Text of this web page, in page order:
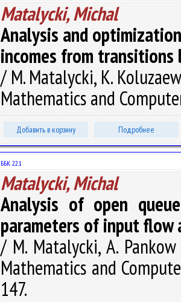
Matalycki, Michal
Analysis and
incomes from
/ M. Matalycki, K.
Mathematics and
Добавить в корзину Подробнее
ББК 22.1
Matalycki, Michal
Analysis of open
parameters of input flow
/ M. Matalycki, A.
Mathematics and
147.